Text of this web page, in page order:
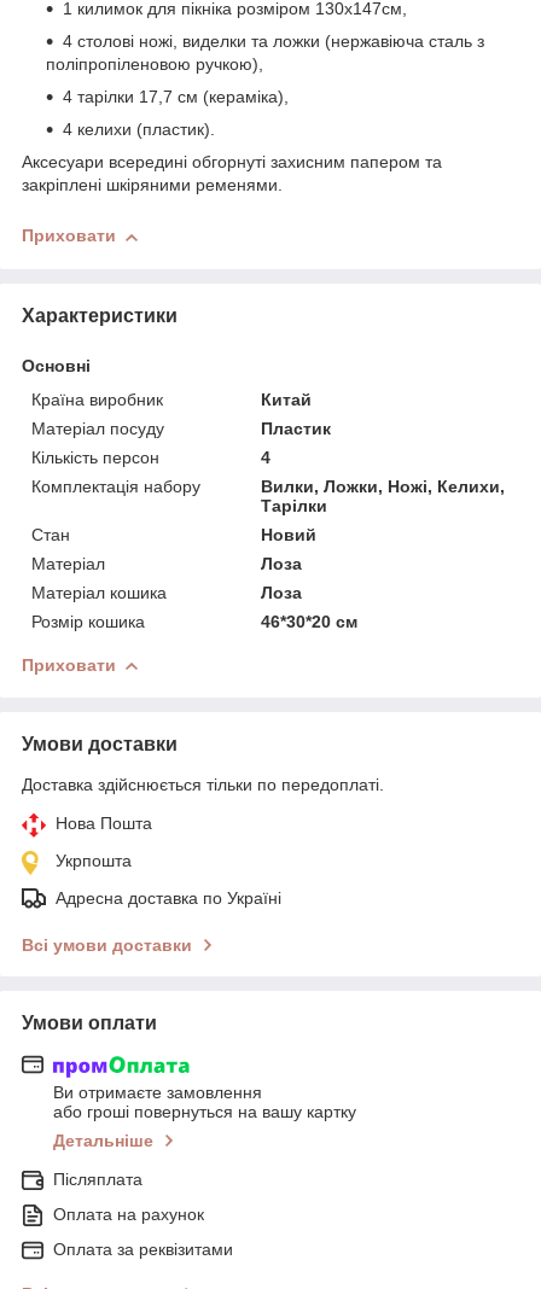
1 килимок для пікніка розміром 130x147см,
4 столові ножі, виделки та ложки (нержавіюча сталь з
поліпропіленовою ручкою),
4 тарілки 17,7 см (кераміка),
4 келихи (пластик).
Аксесуари всередині обгорнуті захисним папером та
закріплені шкіряними ременями.
Приховати
Характеристики
Основні
Країна виробник
Китай
Матеріал посуду
Пластик
Кількість персон
4
Комплектація набору
Вилки, Ложки, Ножі, Келихи,
Тарілки
Стан
Новий
Матеріал
Лоза
Матеріал кошика
Лоза
Розмір кошика
46*30*20 см
Приховати
Умови доставки
Доставка здійснюється тільки по передоплаті.
Нова Пошта
Укрпошта
Адресна доставка по Україні
Всі умови доставки
Умови оплати
Ви отримаєте замовлення
або гроші повернуться на вашу картку
Детальніше
Післяплата
Оплата на рахунок
Оплата за реквізитами